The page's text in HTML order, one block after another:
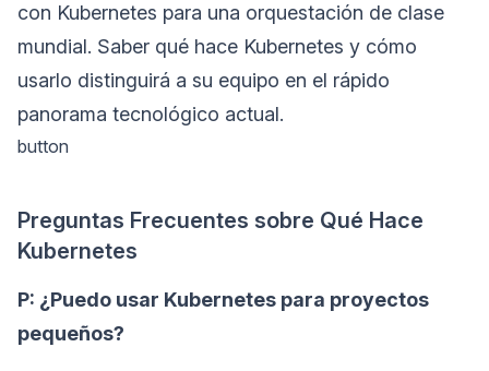
con Kubernetes para una orquestación de clase
mundial. Saber qué hace Kubernetes y cómo
usarlo distinguirá a su equipo en el rápido
panorama tecnológico actual.
button
Preguntas Frecuentes sobre Qué Hace
Kubernetes
P: ¿Puedo usar Kubernetes para proyectos
pequeños?